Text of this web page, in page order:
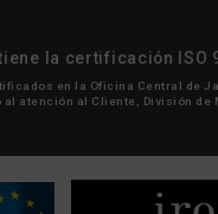
tiene la certificación ISO
en la Oficina Central de
atención al Cliente, División